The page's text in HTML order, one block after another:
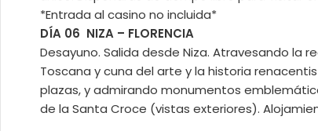
*Entrada al casino no incluida*
DÍA 06 NIZA – FLORENCIA
Desayuno. Salida desde Niza. Atravesando la
Toscana y cuna del arte y la historia
plazas, y admirando monumentos
de la Santa Croce (vistas exteriores).